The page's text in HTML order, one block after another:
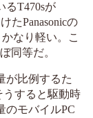
るT470sが
たPanasonicの
なり軽い。こ
同等だ。
が比例するた
すると駆動時
のモバイルPC